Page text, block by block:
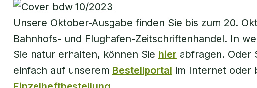
Unsere Oktober-Ausgabe finden Sie bis zum 20.
Bahnhofs- und Flughafen-Zeitschriftenhandel. In
Sie natur erhalten, können Sie hier abfragen. Oder
einfach auf unserem Bestellportal im Internet oder